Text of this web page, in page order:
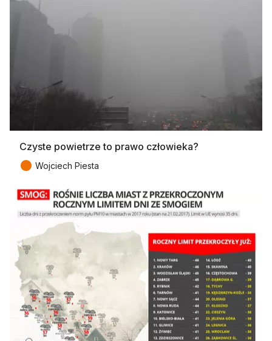
Czyste powietrze to prawo człowieka?
● Wojciech Piesta